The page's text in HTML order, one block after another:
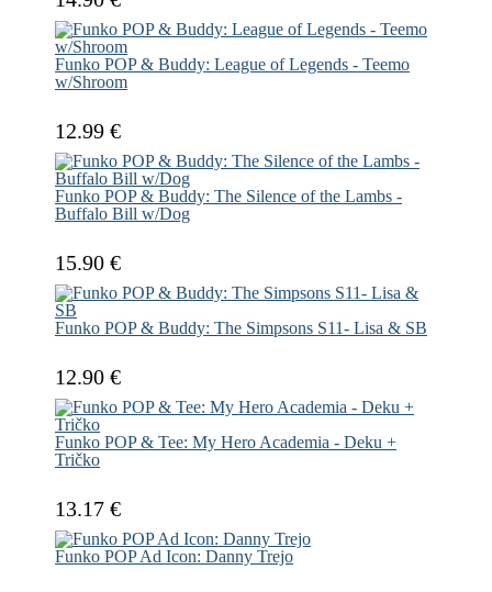
Funko POP & Buddy: League of Legends - Teemo
w/Shroom
12.99 €
Funko POP & Buddy: The Silence of the Lambs -
Buffalo Bill w/Dog
15.90 €
Funko POP & Buddy: The Simpsons S11- Lisa & SB​
12.90 €
Funko POP & Tee: My Hero Academia - Deku +
Tričko
13.17 €
Funko POP Ad Icon: Danny Trejo